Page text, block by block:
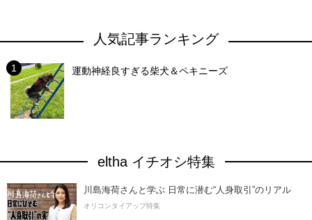
人気記事ランキング
運動神経良すぎる柴犬＆ペキニーズ
eltha イチオシ特集
川島海荷さんと学ぶ 日常に潜む“人身取引”のリアル
オリコンタイアップ特集